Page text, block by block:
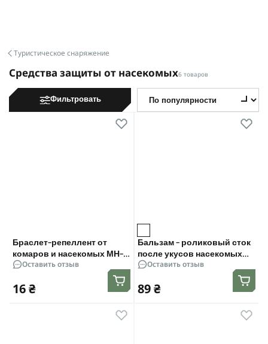
Туристическое снаряжение
Средства защиты от насекомых6 товаров
Фильтровать
Браслет-репеллент от
комаров и насекомых MH-
5153-1 5.5 см, до 7 дней
Оставить отзыв
16 ₴
Бальзам - роликовый сток
после укусов насекомых
MH-515
Оставить отзыв
89 ₴